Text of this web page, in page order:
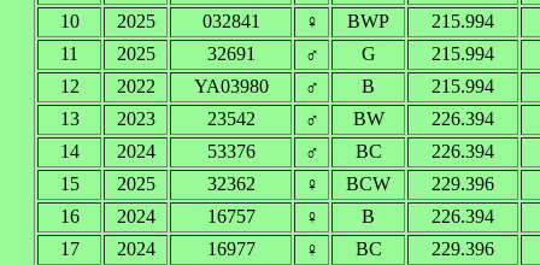
10
2025 032841 ♀ BWP
215.994
11
2025 32691 ♂ G
215.994
12
2022 YA03980 ♂ B
215.994
13
2023 23542 ♂ BW
226.394
14
2024 53376 ♂ BC
226.394
15
2025 32362 ♀ BCW
229.396
16
2024 16757 ♀ B
226.394
17
2024 16977 ♀ BC
229.396